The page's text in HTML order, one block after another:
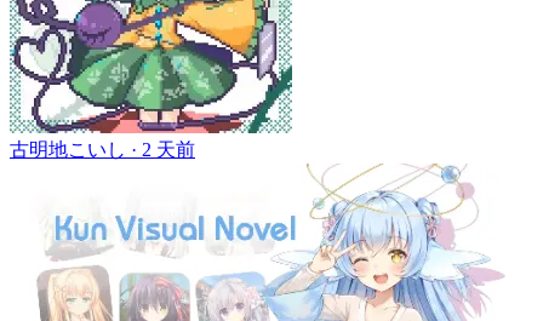
古明地こいし · 2 天前